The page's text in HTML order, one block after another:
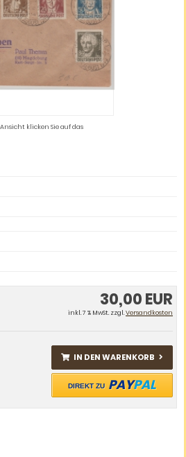
klicken Sie auf das
30,00 EUR
inkl. 7 % MwSt. zzgl.Versandkosten
IN DEN WARENKORB
DIREKT ZU PAYPAL